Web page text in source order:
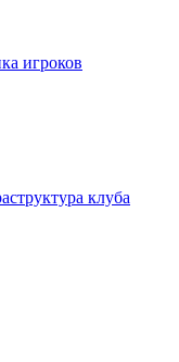
игроков
клуба